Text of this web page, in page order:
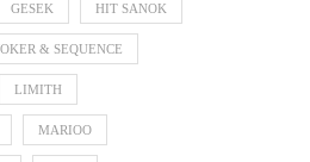
GESEK HIT SANOK
& SEQUENCE
LIMITH
MARIOO